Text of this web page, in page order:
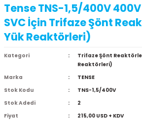
Tense TNS-1,5/400V
SVC İçin Trifaze Şönt
Yük Reaktörleri)
Kategori
Trifaze Şönt
Reaktörleri)
Marka
TENSE
Stok Kodu
TNS-1,5/400V
Stok Adedi
2
Fiyat
215,00 USD + KDV